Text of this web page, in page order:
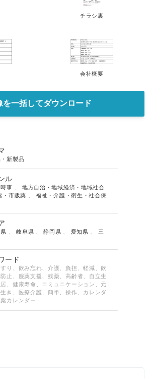
チラシ裏
会社概要
を一括してダウンロード
新製品
ル
事
地方自治・地域経済・地域社会
・市販薬 、福祉・介護・衛生・社会保
、岐阜県 、静岡県 愛知県
三
ード
り、飲み忘れ、介護、負担、軽減、飲
止、服薬支援、残薬、高齢者、自立生
、健康寿命、コミュニケーション、元
き、医療介護、簡単、操作、カレンダ
カレンダー